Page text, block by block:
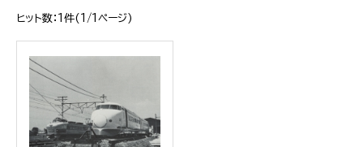
ヒット数：1件(1/1ページ)